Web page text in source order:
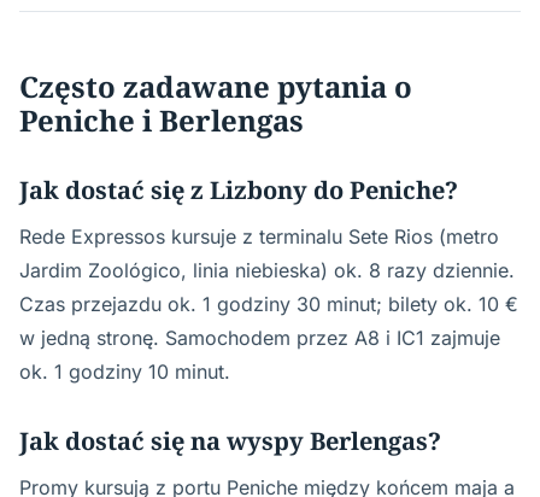
Często zadawane pytania o
Peniche i Berlengas
Jak dostać się z Lizbony do Peniche?
Rede Expressos kursuje z terminalu Sete Rios (metro
Jardim Zoológico, linia niebieska) ok. 8 razy dziennie.
Czas przejazdu ok. 1 godziny 30 minut; bilety ok. 10 €
w jedną stronę. Samochodem przez A8 i IC1 zajmuje
ok. 1 godziny 10 minut.
Jak dostać się na wyspy Berlengas?
Promy kursują z portu Peniche między końcem maja a